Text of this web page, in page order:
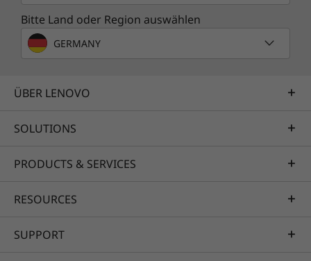
Bitte Land oder Region auswählen
GERMANY
ÜBER LENOVO
SOLUTIONS
PRODUCTS & SERVICES
RESOURCES
SUPPORT